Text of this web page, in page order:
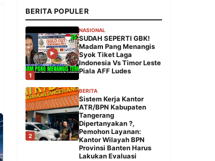
BERITA POPULER
1
NASIONAL
SUDAH SEPERTI GBK!
Madam Pang Menangis
Syok Tiket Laga
Indonesia Vs Timor Leste
Piala AFF Ludes
2
BERITA
Sistem Kerja Kantor
ATR/BPN Kabupaten
Tangerang
Dipertanyakan ?,
Pemohon Layanan:
Kantor Wilayah BPN
Provinsi Banten Harus
Lakukan Evaluasi